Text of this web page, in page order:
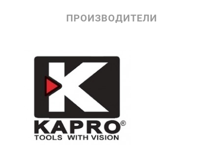
ПРОИЗВОДИТЕЛИ